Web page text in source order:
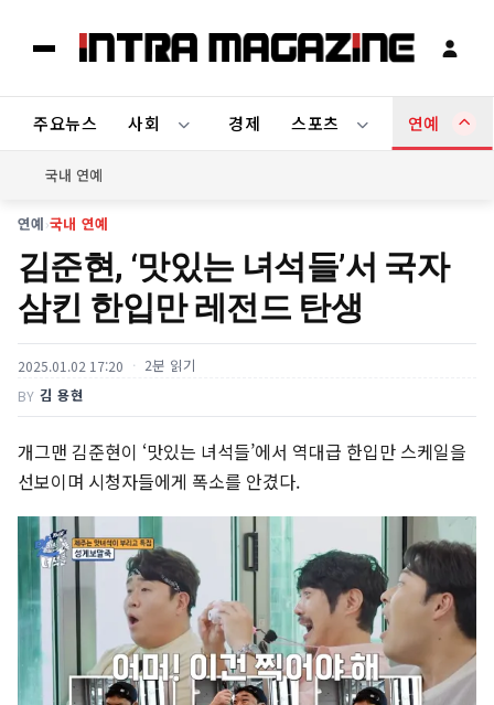
주요뉴스 사회 경제 스포츠 연예
국내 연예
연예›국내 연예
김준현, ‘맛있는 녀석들’서 국자
삼킨 한입만 레전드 탄생
2025.01.02 17:20 2분 읽기
BY 김 용현
개그맨 김준현이 ‘맛있는 녀석들’에서 역대급 한입만 스케일을
선보이며 시청자들에게 폭소를 안겼다.